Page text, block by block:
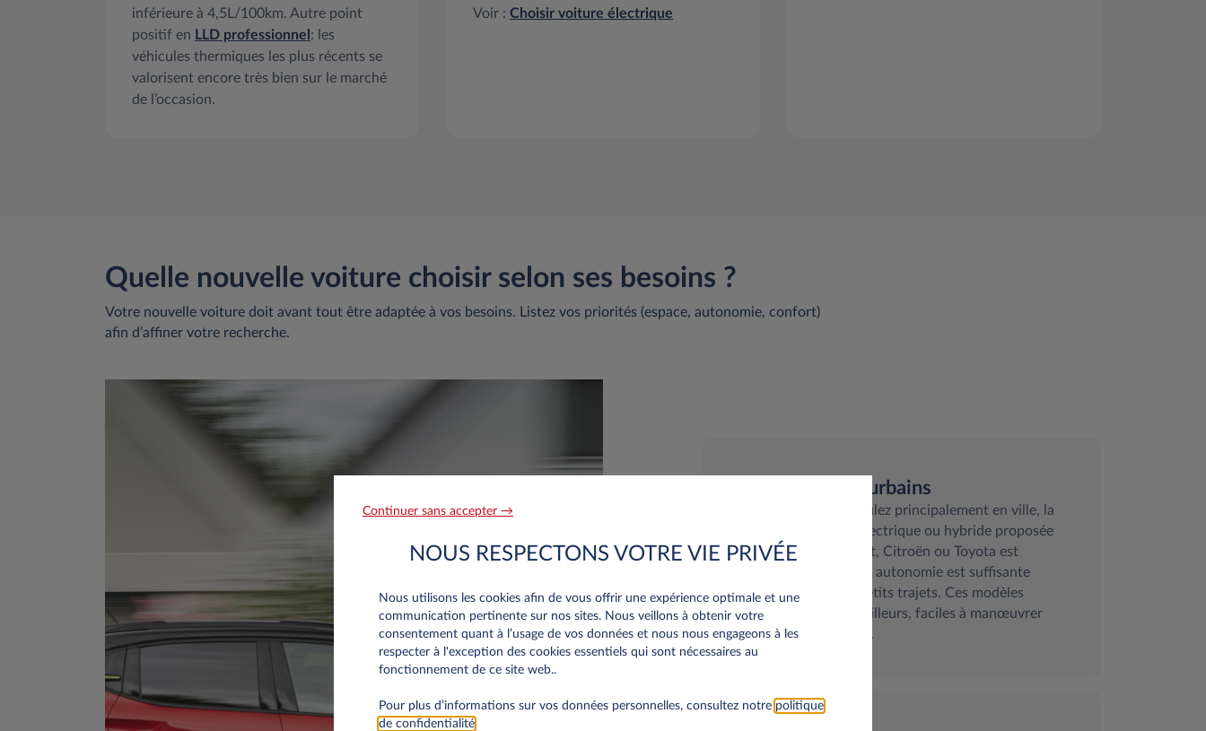
inférieure à 4,5L/100km. Autre point
positif en LLD professionnel : les
véhicules thermiques les plus récents se
valorisent encore très bien sur le marché
de l’occasion.
Voir : Choisir voiture électrique
Quelle nouvelle voiture choisir selon ses besoins ?
Votre nouvelle voiture doit avant tout être adaptée à vos besoins. Listez vos priorités (espace, autonomie, confort)
afin d’affiner votre recherche.
Trajets urbains
Si vous roulez principalement en ville, la
citadine électrique ou hybride proposée
par Renault, Citroën ou Toyota est
idéale. Son autonomie est suffisante
pour les petits trajets. Ces modèles
sont, par ailleurs, faciles à manœuvrer
et à garder.
Continuer sans accepter →
NOUS RESPECTONS VOTRE VIE PRIVÉE
Nous utilisons les cookies afin de vous offrir une expérience optimale et une
communication pertinente sur nos sites. Nous veillons à obtenir votre
consentement quant à l’usage de vos données et nous nous engageons à les
respecter à l'exception des cookies essentiels qui sont nécessaires au
fonctionnement de ce site web..
Pour plus d’informations sur vos données personnelles, consultez notre politique
de confidentialité